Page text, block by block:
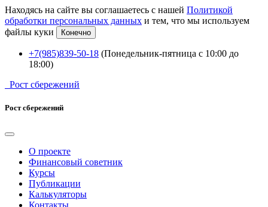
Находясь на сайте вы соглашаетесь с нашей Политикой
обработки персональных данных и тем, что мы используем
файлы куки
Конечно
+7(985)839-50-18 (Понедельник-пятница с 10:00 до
18:00)
Рост сбережений
Рост сбережений
О проекте
Финансовый советник
Курсы
Публикации
Калькуляторы